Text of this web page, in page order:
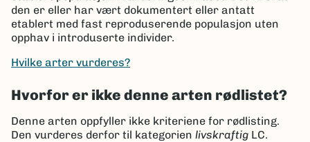
den er eller har vært dokumentert eller antatt
etablert med fast reproduserende populasjon uten
opphav i introduserte individer.
Hvilke arter vurderes?
Hvorfor er ikke denne arten rødlistet?
Denne arten oppfyller ikke kriteriene for rødlisting.
Den vurderes derfor til kategorien livskraftig LC.